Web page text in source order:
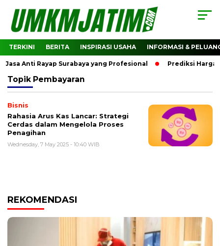
TERKINI BERITA INSPIRASI USAHA INFORMASI &
Anti Rayap Surabaya yang Profesional Prediksi Harga
Topik Pembayaran
Bisnis
Rahasia Arus Kas Lancar: Strategi
Cerdas dalam Mengelola Proses
Penagihan
Wednesday, 7 May 2025 - 10:40 WIB
REKOMENDASI